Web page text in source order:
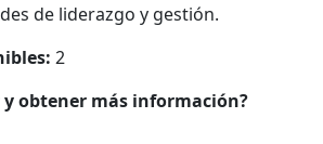
de liderazgo y gestión.
2
obtener más información?